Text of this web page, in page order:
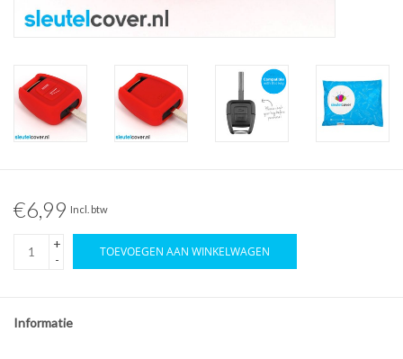
€6,99 Incl. btw
+
-
TOEVOEGEN AAN WINKELWAGEN
Informatie